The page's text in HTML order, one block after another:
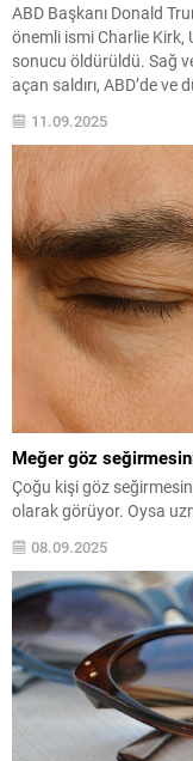
ABD Başkanı Donald
önemli ismi Charlie Kirk,
sonucu öldürüldü. Sağ
açan saldırı, ABD’de
uyandırdı.
11.09.2025
Meğer göz
Çoğu kişi göz
olarak görüyor. Oysa
08.09.2025